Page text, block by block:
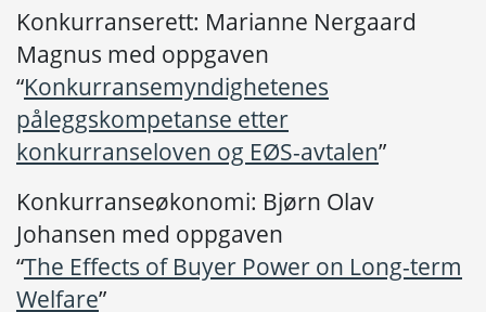
Konkurranserett: Marianne Nergaard
Magnus med oppgaven
“Konkurransemyndighetenes
påleggskompetanse etter
konkurranseloven og EØS-avtalen”
Konkurranseøkonomi: Bjørn Olav
Johansen med oppgaven
“The Effects of Buyer Power on Long-term
Welfare”